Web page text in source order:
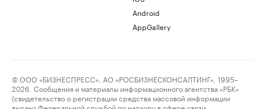
Android
AppGallery
© ООО «БИЗНЕСПРЕСС», АО «РОСБИЗНЕСКОНСАЛТИНГ», 1995–
2026. Сообщения и материалы информационного агентства «РБК»
(свидетельство о регистрации средства массовой информации